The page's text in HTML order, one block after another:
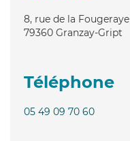
8, rue de la Fougeraye
79360 Granzay-Gript
Téléphone
05 49 09 70 60